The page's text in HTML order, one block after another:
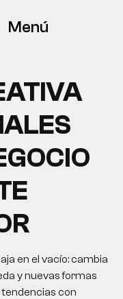
Menú
en el vacío: cambia
y nuevas formas
tendencias con